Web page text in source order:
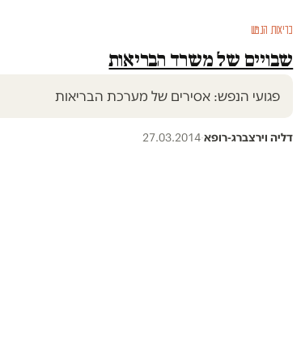
בריאות הנפש
שבויים של משרד הבריאות
פגועי הנפש: אסירים של מערכת הבריאות
דליה וירצברג-רופא·
27.03.2014